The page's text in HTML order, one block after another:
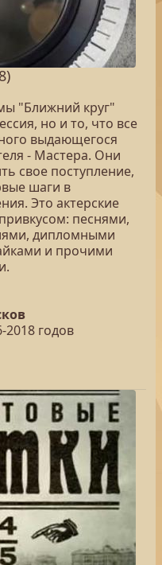
"Ближний круг"
но и то, что все
выдающегося
- Мастера. Они
свое поступление,
шаги в
Это актерские
песнями,
дипломными
и прочими
2018 годов